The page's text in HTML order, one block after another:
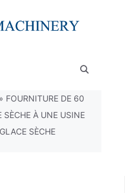
» FOURNITURE DE 60
À UNE USINE
SÈCHE